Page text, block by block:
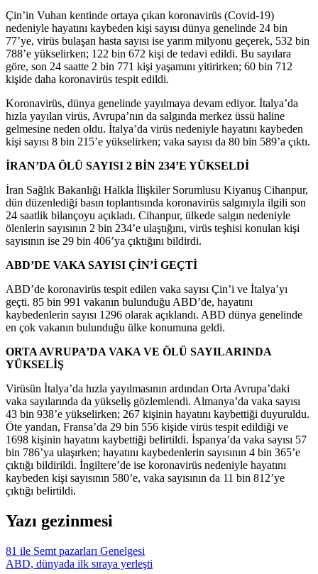
Çin’in Vuhan kentinde ortaya çıkan koronavirüs (Covid-19)
nedeniyle hayatını kaybeden kişi sayısı dünya genelinde 24 bin
77’ye, virüs bulaşan hasta sayısı ise yarım milyonu geçerek, 532 bin
788’e yükselirken; 122 bin 672 kişi de tedavi edildi. Bu sayılara
göre, son 24 saatte 2 bin 771 kişi yaşamını yitirirken; 60 bin 712
kişide daha koronavirüs tespit edildi.
Koronavirüs, dünya genelinde yayılmaya devam ediyor. İtalya’da
hızla yayılan virüs, Avrupa’nın da salgında merkez üssü haline
gelmesine neden oldu. İtalya’da virüs nedeniyle hayatını kaybeden
kişi sayısı 8 bin 215’e yükselirken; vaka sayısı da 80 bin 589’a çıktı.
İRAN’DA ÖLÜ SAYISI 2 BİN 234’E YÜKSELDİ
İran Sağlık Bakanlığı Halkla İlişkiler Sorumlusu Kiyanuş Cihanpur,
dün düzenlediği basın toplantısında koronavirüs salgınıyla ilgili son
24 saatlik bilançoyu açıkladı. Cihanpur, ülkede salgın nedeniyle
ölenlerin sayısının 2 bin 234’e ulaştığını, virüs teşhisi konulan kişi
sayısının ise 29 bin 406’ya çıktığını bildirdi.
ABD’DE VAKA SAYISI ÇİN’İ GEÇTİ
ABD’de koronavirüs tespit edilen vaka sayısı Çin’i ve İtalya’yı
geçti. 85 bin 991 vakanın bulunduğu ABD’de, hayatını
kaybedenlerin sayısı 1296 olarak açıklandı. ABD dünya genelinde
en çok vakanın bulunduğu ülke konumuna geldi.
ORTA AVRUPA’DA VAKA VE ÖLÜ SAYILARINDA
YÜKSELİŞ
Virüsün İtalya’da hızla yayılmasının ardından Orta Avrupa’daki
vaka sayılarında da yükseliş gözlemlendi. Almanya’da vaka sayısı
43 bin 938’e yükselirken; 267 kişinin hayatını kaybettiği duyuruldu.
Öte yandan, Fransa’da 29 bin 556 kişide virüs tespit edildiği ve
1698 kişinin hayatını kaybettiği belirtildi. İspanya’da vaka sayısı 57
bin 786’ya ulaşırken; hayatını kaybedenlerin sayısının 4 bin 365’e
çıktığı bildirildi. İngiltere’de ise koronavirüs nedeniyle hayatını
kaybeden kişi sayısının 580’e, vaka sayısının da 11 bin 812’ye
çıktığı belirtildi.
Yazı gezinmesi
81 ile Semt pazarları Genelgesi
ABD, dünyada ilk sıraya yerleşti